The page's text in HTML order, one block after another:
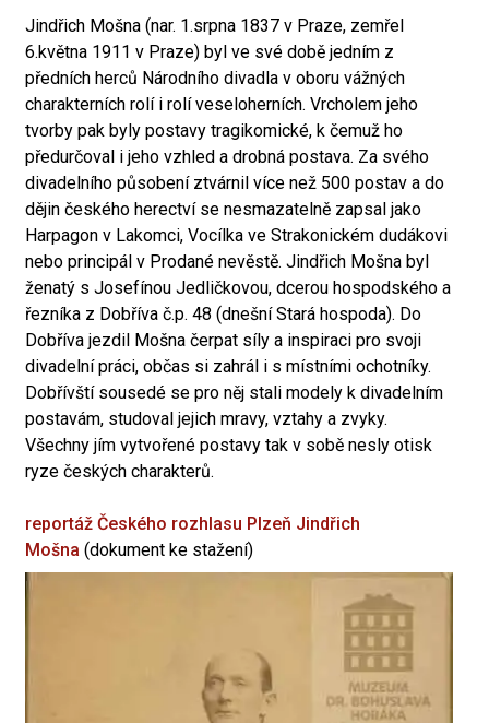
Jindřich Mošna (nar. 1.srpna 1837 v Praze, zemřel
6.května 1911 v Praze) byl ve své době jedním z
předních herců Národního divadla v oboru vážných
charakterních rolí i rolí veseloherních. Vrcholem jeho
tvorby pak byly postavy tragikomické, k čemuž ho
předurčoval i jeho vzhled a drobná postava. Za svého
divadelního působení ztvárnil více než 500 postav a do
dějin českého herectví se nesmazatelně zapsal jako
Harpagon v Lakomci, Vocílka ve Strakonickém dudákovi
nebo principál v Prodané nevěstě. Jindřich Mošna byl
ženatý s Josefínou Jedličkovou, dcerou hospodského a
řezníka z Dobříva č.p. 48 (dnešní Stará hospoda). Do
Dobříva jezdil Mošna čerpat síly a inspiraci pro svoji
divadelní práci, občas si zahrál i s místními ochotníky.
Dobřívští sousedé se pro něj stali modely k divadelním
postavám, studoval jejich mravy, vztahy a zvyky.
Všechny jím vytvořené postavy tak v sobě nesly otisk
ryze českých charakterů.
reportáž Českého rozhlasu Plzeň Jindřich
Mošna (dokument ke stažení)